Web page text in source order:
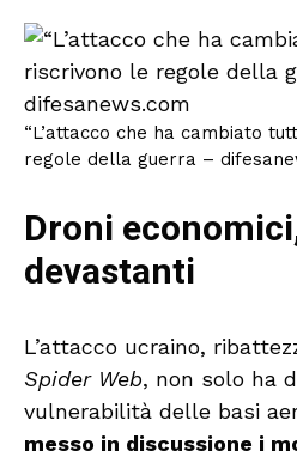
“L’attacco che ha cambiato
regole della guerra –
Droni
devastanti
L’attacco ucraino,
Spider Web, non solo ha
vulnerabilità delle basi
messo in discussione i